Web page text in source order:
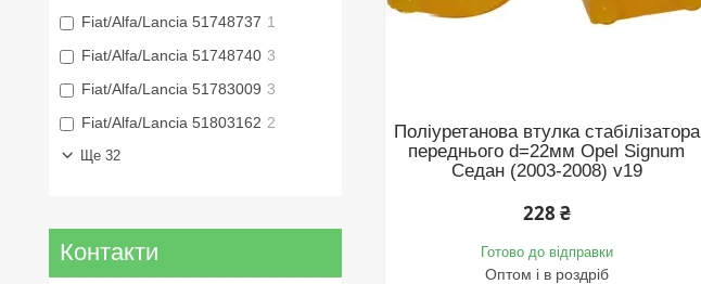
Поліуретанова втулка стабілізатора
переднього d=22мм Opel Signum
Седан (2003-2008) v19
228 ₴
Готово до відправки
Оптом і в роздріб
Fiat/Alfa/Lancia 51748737 1
Fiat/Alfa/Lancia 51748740 3
Fiat/Alfa/Lancia 51783009 3
Fiat/Alfa/Lancia 51803162 2
Ще 32
Контакти